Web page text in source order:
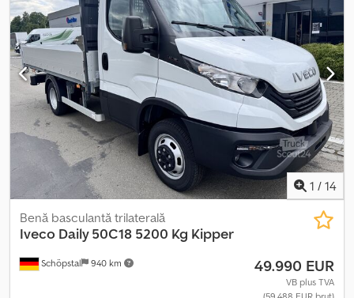
1 / 14
Schöpstal 940 km
Benă basculantă trilaterală
Iveco Daily 50C18 5200 Kg Kipper
49.990 EUR
VB plus TVA